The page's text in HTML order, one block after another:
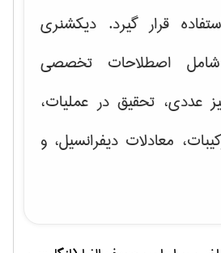
قرار گیرد. دیکشنری
شامل اصطلاحات تخصصی
عددی، تحقیق در عملیات،
معادلات دیفرانسیل، و